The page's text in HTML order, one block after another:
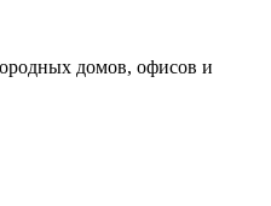
домов, офисов и